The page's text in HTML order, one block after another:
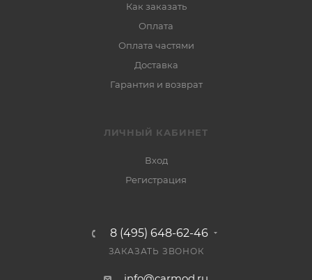
Как заказать
Оплата
Оплата частями
Доставка
Гарантия и возврат
ЛИЧНЫЙ КАБИНЕТ
Вход
Регистрация
8 (495) 648-62-46
ЗАКАЗАТЬ ЗВОНОК